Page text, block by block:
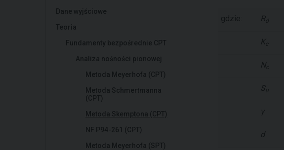
Dane wyjściowe
Teoria
Fundamenty bezpośrednie CPT
Analiza nośności pionowej
Metoda Meyerhofa (CPT)
Metoda Schmertmanna
(CPT)
Metoda Skemptona (CPT)
NF P94-261 (CPT)
Metoda Meyerhofa (SPT)
gdzie: R d
K
N
Su
γ
d